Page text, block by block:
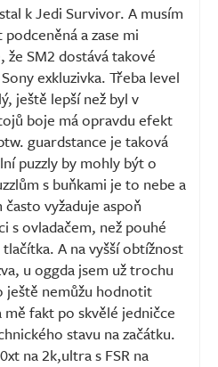
k Jedi Survivor. A musím
a zase mi
SM2 dostává takové
exkluzivka. Třeba level
ještě lepší než byl v
boje má opravdu efekt
guardstance je taková
puzzly by mohly být o
s buňkami je to nebe a
vyžaduje aspoň
s ovladačem, než pouhé
A na vyšší obtížnost
u oggda jsem už trochu
ještě nemůžu hodnotit
fakt po skvělé jedničce
stavu na začátku.
na 2k,ultra s FSR na